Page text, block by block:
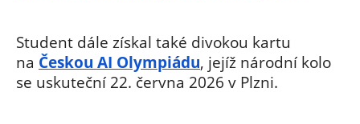
Student dále získal také divokou kartu
na Českou AI Olympiádu, jejíž národní kolo
se uskuteční 22. června 2026 v Plzni.